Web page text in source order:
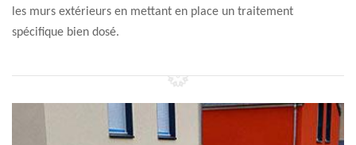
les murs extérieurs en mettant en place un traitement
spécifique bien dosé.